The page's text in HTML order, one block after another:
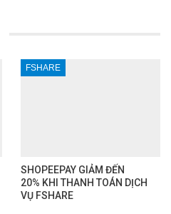
FSHARE
SHOPEEPAY GIẢM ĐẾN
20% KHI THANH TOÁN DỊCH
VỤ FSHARE